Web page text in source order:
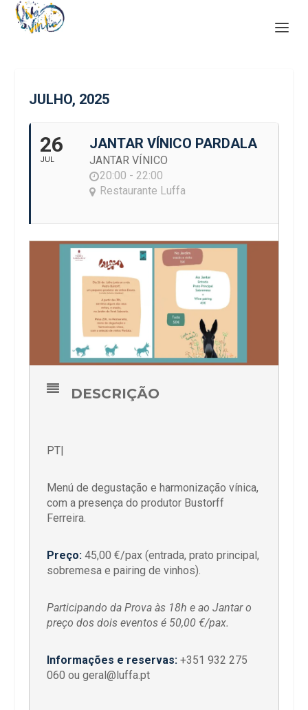
JULHO, 2025
26
JUL
JANTAR VÍNICO PARDALA
JANTAR VÍNICO
20:00 - 22:00
Restaurante Luffa
DESCRIÇÃO
PT|
Menú de degustação e harmonização vínica,
com a presença do produtor Bustorff
Ferreira.
Preço: 45,00 €/pax (entrada, prato principal,
sobremesa e pairing de vinhos).
Participando da Prova às 18h e ao Jantar o
preço dos dois eventos é 50,00 €/pax.
Informações e reservas: +351 932 275
060 ou geral@luffa.pt